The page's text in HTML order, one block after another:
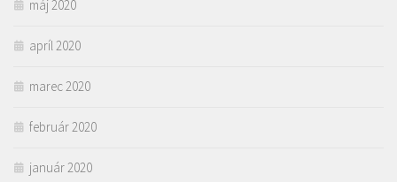
máj 2020
apríl 2020
marec 2020
február 2020
január 2020